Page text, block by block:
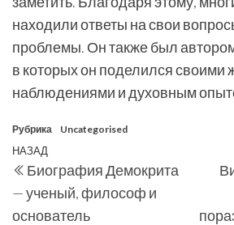
находили ответы на свои
проблемы. Он также был автором
в которых он поделился своими
наблюдениями и духовным
Рубрика Uncategorised
Навигация
по
записям
Предыдущая
запись
НАЗАД
Биография Демокрита
— ученый, философ и
основатель